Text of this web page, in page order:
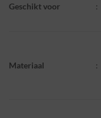
Geschikt voor :
Materiaal :